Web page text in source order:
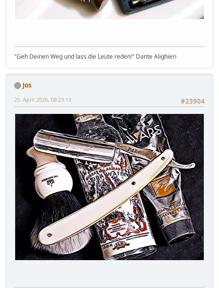
"Geh Deinen Weg und lass die Leute reden!" Dante Alighieri
Jos
#23904
25. April 2026, 08:23:13